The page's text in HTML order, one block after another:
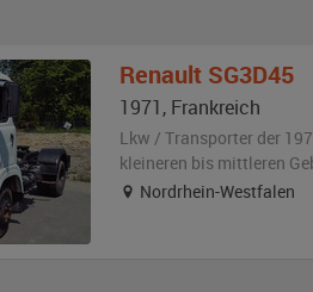
Renault SG3D45
1971, Frankreich
Lkw / Transporter der
kleineren bis mittleren
Nordrhein-Westfalen